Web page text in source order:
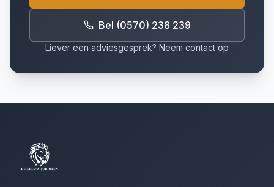
Bel (0570) 238 239
Liever een adviesgesprek? Neem contact op